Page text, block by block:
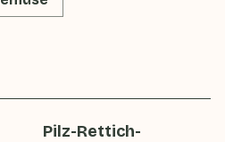
Pilz-Rettich-